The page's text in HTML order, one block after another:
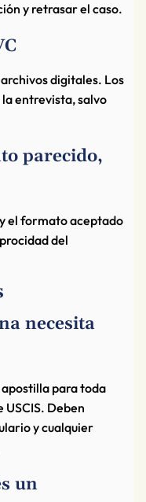
y retrasar el caso.
digitales. Los
entrevista, salvo
parecido,
el formato aceptado
del
necesita
para toda
Deben
y cualquier
un